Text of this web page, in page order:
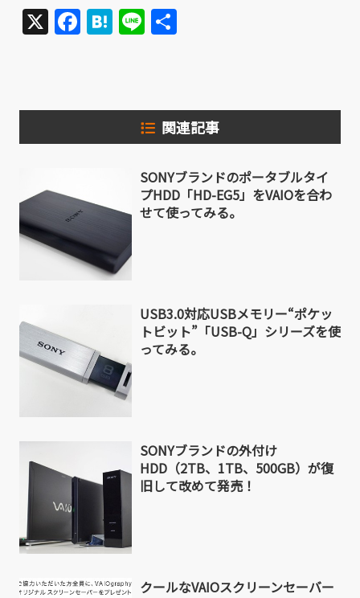
X Facebook
Hatena
Line
関連記事
SONYブランドのポータブルタイ
プHDD「HD-EG5」をVAIOを合わ
せて使ってみる。
USB3.0対応USBメモリー“ポケッ
トビット”「USB-Q」シリーズを使
ってみる。
SONYブランドの外付け
HDD（2TB、1TB、500GB）が復
旧して改めて発売！
クールなVAIOスクリーンセーバー